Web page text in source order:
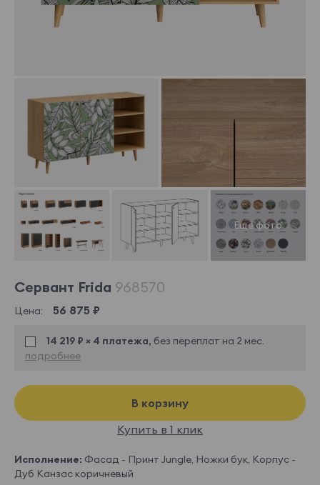
Сервант Frida 968570
Цена: 56 875 ₽
14 219 ₽ × 4 платежа, без переплат на 2 мес.
подробнее
В корзину
Купить в 1 клик
Исполнение: Фасад - Принт Jungle, Ножки бук, Корпус -
Дуб Канзас коричневый